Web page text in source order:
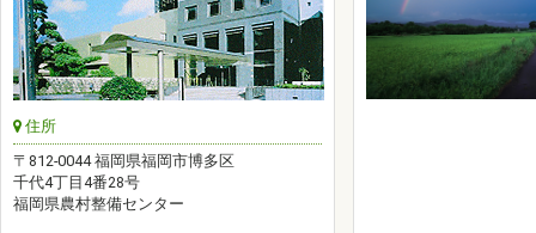
住所
〒812-0044 福岡県福岡市博多区
千代4丁目4番28号
福岡県農村整備センター